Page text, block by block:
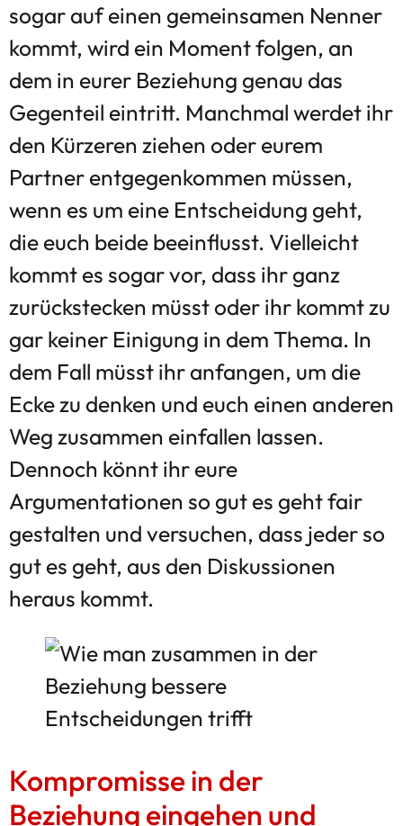
sogar auf einen gemeinsamen Nenner
kommt, wird ein Moment folgen, an
dem in eurer Beziehung genau das
Gegenteil eintritt. Manchmal werdet ihr
den Kürzeren ziehen oder eurem
Partner entgegenkommen müssen,
wenn es um eine Entscheidung geht,
die euch beide beeinflusst. Vielleicht
kommt es sogar vor, dass ihr ganz
zurückstecken müsst oder ihr kommt zu
gar keiner Einigung in dem Thema. In
dem Fall müsst ihr anfangen, um die
Ecke zu denken und euch einen anderen
Weg zusammen einfallen lassen.
Dennoch könnt ihr eure
Argumentationen so gut es geht fair
gestalten und versuchen, dass jeder so
gut es geht, aus den Diskussionen
heraus kommt.
Kompromisse in der
Beziehung eingehen und